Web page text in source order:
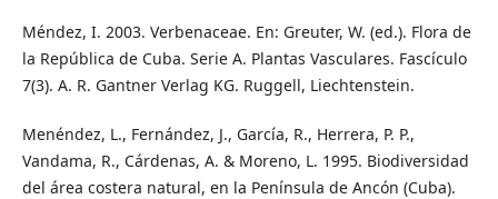
Méndez, I. 2003. Verbenaceae. En: Greuter, W. (ed.). Flora de
la República de Cuba. Serie A. Plantas Vasculares. Fascículo
7(3). A. R. Gantner Verlag KG. Ruggell, Liechtenstein.
Menéndez, L., Fernández, J., García, R., Herrera, P. P.,
Vandama, R., Cárdenas, A. & Moreno, L. 1995. Biodiversidad
del área costera natural, en la Península de Ancón (Cuba).